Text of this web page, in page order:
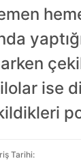
ise
Tarihi: